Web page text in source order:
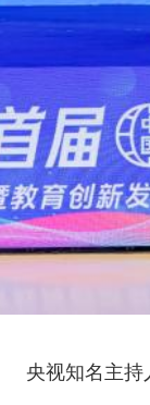
央视知名主持